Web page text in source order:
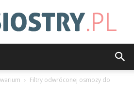
Filtry odwróconej osmozy do